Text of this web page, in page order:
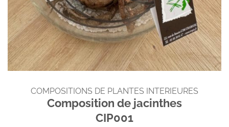
COMPOSITIONS DE PLANTES INTERIEURES
Composition de jacinthes
CIP001